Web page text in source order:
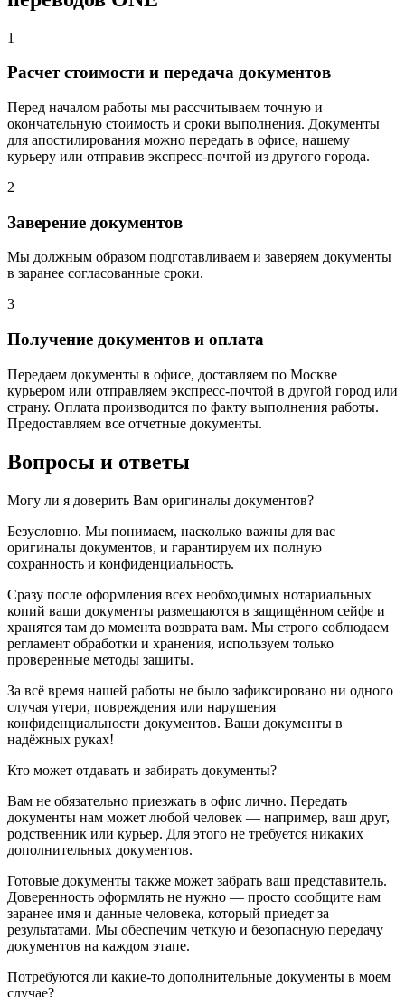
1
Расчет стоимости и передача документов
Перед началом работы мы рассчитываем точную и
окончательную стоимость и сроки выполнения. Документы
для апостилирования можно передать в офисе, нашему
курьеру или отправив экспресс-почтой из другого города.
2
Заверение документов
Мы должным образом подготавливаем и заверяем документы
в заранее согласованные сроки.
3
Получение документов и оплата
Передаем документы в офисе, доставляем по Москве
курьером или отправляем экспресс-почтой в другой город или
страну. Оплата производится по факту выполнения работы.
Предоставляем все отчетные документы.
Вопросы и ответы
Могу ли я доверить Вам оригиналы документов?
Безусловно. Мы понимаем, насколько важны для вас
оригиналы документов, и гарантируем их полную
сохранность и конфиденциальность.
Сразу после оформления всех необходимых нотариальных
копий ваши документы размещаются в защищённом сейфе и
хранятся там до момента возврата вам. Мы строго соблюдаем
регламент обработки и хранения, используем только
проверенные методы защиты.
За всё время нашей работы не было зафиксировано ни одного
случая утери, повреждения или нарушения
конфиденциальности документов. Ваши документы в
надёжных руках!
Кто может отдавать и забирать документы?
Вам не обязательно приезжать в офис лично. Передать
документы нам может любой человек — например, ваш друг,
родственник или курьер. Для этого не требуется никаких
дополнительных документов.
Готовые документы также может забрать ваш представитель.
Доверенность оформлять не нужно — просто сообщите нам
заранее имя и данные человека, который приедет за
результатами. Мы обеспечим четкую и безопасную передачу
документов на каждом этапе.
Потребуются ли какие-то дополнительные документы в моем
случае?